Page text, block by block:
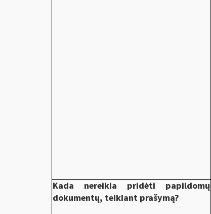
Kada nereikia pridėti papildomų
dokumentų, teikiant prašymą?